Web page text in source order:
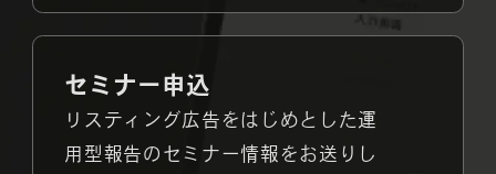
セミナー申込
リスティング広告をはじめとした運
用型報告のセミナー情報をお送りし